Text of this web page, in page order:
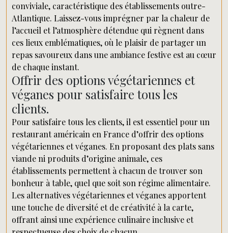
conviviale, caractéristique des établissements outre-
Atlantique. Laissez-vous imprégner par la chaleur de
l’accueil et l’atmosphère détendue qui règnent dans
ces lieux emblématiques, où le plaisir de partager un
repas savoureux dans une ambiance festive est au cœur
de chaque instant.
Offrir des options végétariennes et
véganes pour satisfaire tous les
clients.
Pour satisfaire tous les clients, il est essentiel pour un
restaurant américain en France d’offrir des options
végétariennes et véganes. En proposant des plats sans
viande ni produits d’origine animale, ces
établissements permettent à chacun de trouver son
bonheur à table, quel que soit son régime alimentaire.
Les alternatives végétariennes et véganes apportent
une touche de diversité et de créativité à la carte,
offrant ainsi une expérience culinaire inclusive et